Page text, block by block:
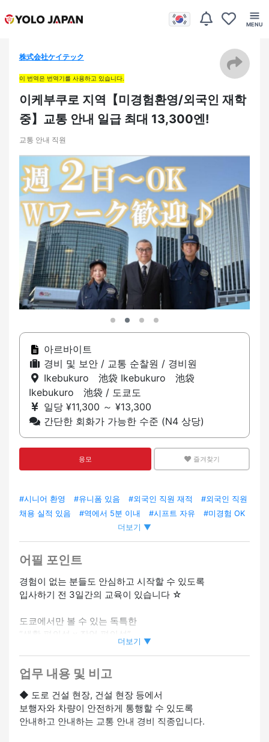
株式会社ケイテック
이 번역은 번역기를 사용하고 있습니다.
이케부쿠로 지역【미경험환영/외국인 재학
중】교통 안내 일급 최대 13,300엔!
교통 안내 직원
아르바이트
경비 및 보안 / 교통 순찰원 / 경비원
Ikebukuro 池袋 Ikebukuro 池袋
Ikebukuro 池袋 / 도쿄도
일당 ¥11,300 ～ ¥13,300
간단한 회화가 가능한 수준 (N4 상당)
응모 즐겨찾기
#시니어 환영 #유니폼 있음 #외국인 직원 재적
#외국인 직원
채용 실적 있음
#역에서 5분 이내 #시프트 자유
#미경험 OK
더보기 ▼
어필 포인트
경험이 없는 분들도 안심하고 시작할 수 있도록
입사하기 전 3일간의 교육이 있습니다 ☆
도쿄에서만 볼 수 있는 독특한
“생활 편의성 x 작업 편의성”
도쿄의 건설 현장 보안의 강점은 “돈을 벌기 쉬움 × 많은
● 프로젝트가 많고 부지 삭감이 어렵다 = 안정적인 수입
작업량은 연중 안정화되기 쉽습니다 ◎
더보기 ▼
업무 내용 및 비고
◆ 도로 건설 현장, 건설 현장 등에서
보행자와 차량이 안전하게 통행할 수 있도록
안내하고 안내하는 교통 안내 경비 직종입니다.